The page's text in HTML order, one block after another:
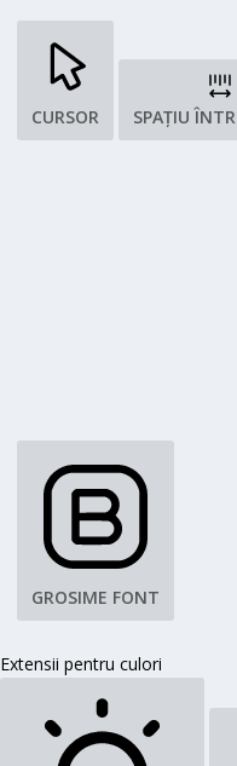
CURSOR SPAȚIU
GROSIME FONT
Extensii pentru culori